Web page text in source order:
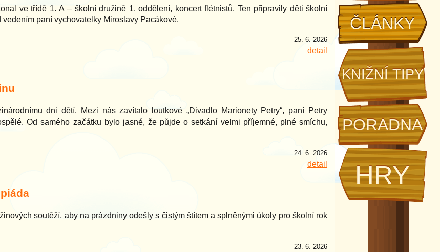
ČLÁNKY
KNIŽNÍ TIPY
PORADNA
HRY
ve třídě 1. A – školní družině 1. oddělení, koncert flétnistů. Ten připravily děti školní
paní vychovatelky Miroslavy Pacákové.
25. 6. 2026
detail
dni dětí. Mezi nás zavítalo loutkové „Divadlo Marionety Petry“, paní Petry
Od samého začátku bylo jasné, že půjde o setkání velmi příjemné, plné smíchu,
24. 6. 2026
detail
soutěží, aby na prázdniny odešly s čistým štítem a splněnými úkoly pro školní rok
23. 6. 2026